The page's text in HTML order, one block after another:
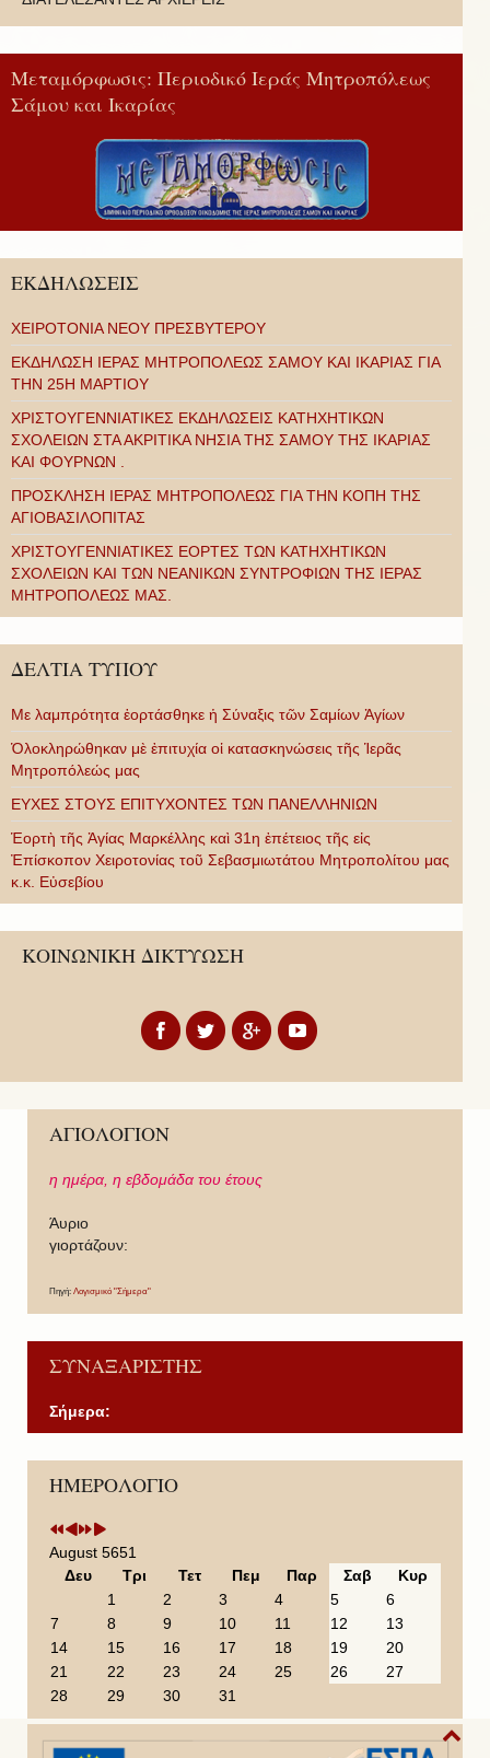
Μεταμόρφωσις: Περιοδικό Ιεράς Μητροπόλεως
Σάμου και Ικαρίας
ΕΚΔΗΛΩΣΕΙΣ
ΧΕΙΡΟΤΟΝΙΑ ΝΕΟΥ ΠΡΕΣΒΥΤΕΡΟΥ
ΕΚΔΗΛΩΣΗ ΙΕΡΑΣ ΜΗΤΡΟΠΟΛΕΩΣ ΣΑΜΟΥ ΚΑΙ ΙΚΑΡΙΑΣ ΓΙΑ
ΤΗΝ 25Η ΜΑΡΤΙΟΥ
ΧΡΙΣΤΟΥΓΕΝΝΙΑΤΙΚΕΣ ΕΚΔΗΛΩΣΕΙΣ ΚΑΤΗΧΗΤΙΚΩΝ
ΣΧΟΛΕΙΩΝ ΣΤΑ ΑΚΡΙΤΙΚΑ ΝΗΣΙΑ ΤΗΣ ΣΑΜΟΥ ΤΗΣ ΙΚΑΡΙΑΣ
ΚΑΙ ΦΟΥΡΝΩΝ .
ΠΡΟΣΚΛΗΣΗ ΙΕΡΑΣ ΜΗΤΡΟΠΟΛΕΩΣ ΓΙΑ ΤΗΝ ΚΟΠΗ ΤΗΣ
ΑΓΙΟΒΑΣΙΛΟΠΙΤΑΣ
ΧΡΙΣΤΟΥΓΕΝΝΙΑΤΙΚΕΣ ΕΟΡΤΕΣ ΤΩΝ ΚΑΤΗΧΗΤΙΚΩΝ
ΣΧΟΛΕΙΩΝ ΚΑΙ ΤΩΝ ΝΕΑΝΙΚΩΝ ΣΥΝΤΡΟΦΙΩΝ ΤΗΣ ΙΕΡΑΣ
ΜΗΤΡΟΠΟΛΕΩΣ ΜΑΣ.
ΔΕΛΤΙΑ ΤΥΠΟΥ
Με λαμπρότητα ἑορτάσθηκε ἡ Σύναξις τῶν Σαμίων Ἁγίων
Ὁλοκληρώθηκαν μὲ ἐπιτυχία οἱ κατασκηνώσεις τῆς Ἱερᾶς
Μητροπόλεώς μας
ΕΥΧΕΣ ΣΤΟΥΣ ΕΠΙΤΥΧΟΝΤΕΣ ΤΩΝ ΠΑΝΕΛΛΗΝΙΩΝ
Ἑορτὴ τῆς Ἁγίας Μαρκέλλης καὶ 31η ἐπέτειος τῆς εἰς
Ἐπίσκοπον Χειροτονίας τοῦ Σεβασμιωτάτου Μητροπολίτου μας
κ.κ. Εὐσεβίου
ΚΟΙΝΩΝΙΚΗ ΔΙΚΤΥΩΣΗ
ΑΓΙΟΛΟΓΙΟΝ
η ημέρα, η εβδομάδα του έτους
Άυριο
γιορτάζουν:
Πηγή: Λογισμικό "Σήμερα"
ΣΥΝΑΞΑΡΙΣΤΗΣ
Σήμερα:
ΗΜΕΡΟΛΟΓΙΟ
P
r
v
i
e
a
r
P
r
v
i
o
o
n
t
h
N
e
t
Y
e
N
e
t
M
August 5651
Δευ
Τρι Τετ Πεμ Παρ Σαβ
Κυρ
1
2 3 4 5
6
7
8 9 10 11 12
13
14
15 16 17 18 19
20
21
22 23 24 25 26
27
28
29 30 31